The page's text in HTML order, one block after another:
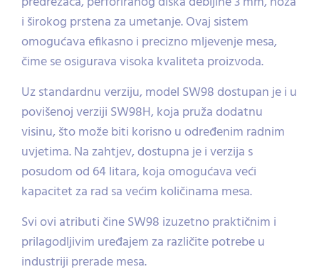
i širokog prstena za umetanje. Ovaj sistem
omogućava efikasno i precizno mljevenje mesa,
čime se osigurava visoka kvaliteta proizvoda.
Uz standardnu verziju, model SW98 dostupan je i u
povišenoj verziji SW98H, koja pruža dodatnu
visinu, što može biti korisno u određenim radnim
uvjetima. Na zahtjev, dostupna je i verzija s
posudom od 64 litara, koja omogućava veći
kapacitet za rad sa većim količinama mesa.
Svi ovi atributi čine SW98 izuzetno praktičnim i
prilagodljivim uređajem za različite potrebe u
industriji prerade mesa.